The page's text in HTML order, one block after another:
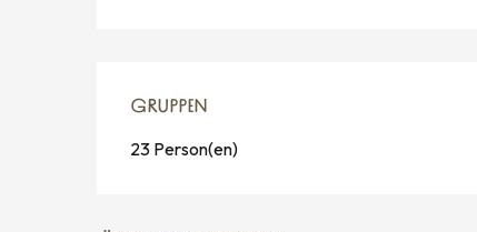
GRUPPEN
GRUPPEN
23 Person(en)